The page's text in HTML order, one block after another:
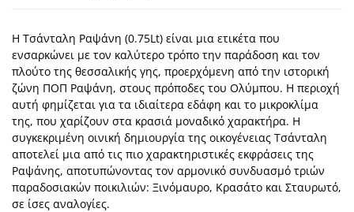
Η Τσάνταλη Ραψάνη (0.75Lt) είναι μια ετικέτα που
ενσαρκώνει με τον καλύτερο τρόπο την παράδοση και τον
πλούτο της θεσσαλικής γης, προερχόμενη από την ιστορική
ζώνη ΠΟΠ Ραψάνη, στους πρόποδες του Ολύμπου. Η περιοχή
αυτή φημίζεται για τα ιδιαίτερα εδάφη και το μικροκλίμα
της, που χαρίζουν στα κρασιά μοναδικό χαρακτήρα. Η
συγκεκριμένη οινική δημιουργία της οικογένειας Τσάνταλη
αποτελεί μια από τις πιο χαρακτηριστικές εκφράσεις της
Ραψάνης, αποτυπώνοντας τον αρμονικό συνδυασμό τριών
παραδοσιακών ποικιλιών: Ξινόμαυρο, Κρασάτο και Σταυρωτό,
σε ίσες αναλογίες.